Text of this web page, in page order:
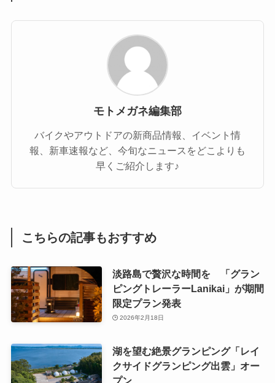
モトメガネ編集部
バイクやアウトドアの新商品情報、イベント情
報、新車速報など、今旬なニュースをどこよりも
早くご紹介します♪
こちらの記事もおすすめ
淡路島で贅沢な時間を 「グラン
ピングトレーラーLanikai」が期間
限定プラン発表
2026年2月18日
湖を望む絶景グランピング「レイ
クサイドグランピング出雲」オー
プン